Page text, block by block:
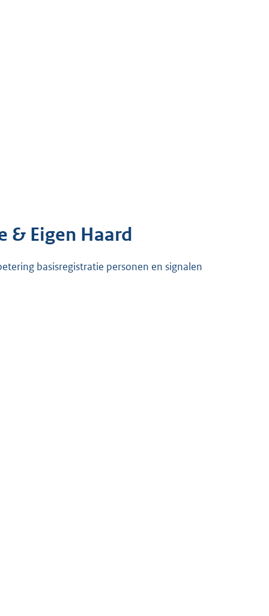
& Eigen Haard
basisregistratie personen en signalen